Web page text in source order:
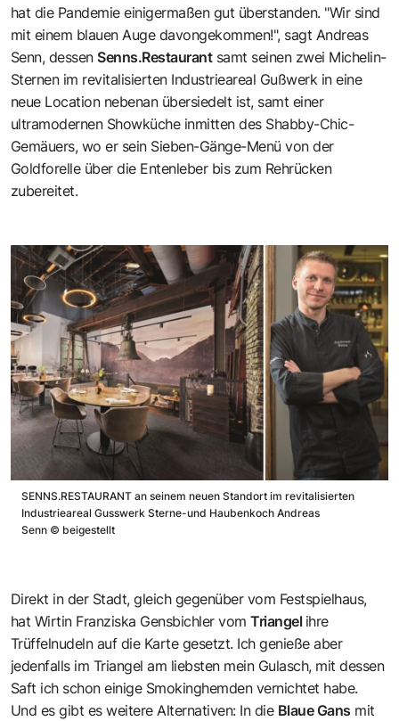
hat die Pandemie einigermaßen gut überstanden. "Wir sind
mit einem blauen Auge davongekommen!", sagt Andreas
Senn, dessenSenns.Restaurantsamt seinen zwei Michelin-
Sternen im revitalisierten Industrieareal Gußwerk in eine
neue Location nebenan übersiedelt ist, samt einer
ultramodernen Showküche inmitten des Shabby-Chic-
Gemäuers, wo er sein Sieben-Gänge-Menü von der
Goldforelle über die Entenleber bis zum Rehrücken
zubereitet.
SENNS.RESTAURANT an seinem neuen Standort im revitalisierten
Industrieareal Gusswerk Sterne-und Haubenkoch Andreas
Senn © beigestellt
Direkt in der Stadt, gleich gegenüber vom Festspielhaus,
hat Wirtin Franziska Gensbichler vomTriangel ihre
Trüffelnudeln auf die Karte gesetzt. Ich genieße aber
jedenfalls im Triangel am liebsten mein Gulasch, mit dessen
Saft ich schon einige Smokinghemden vernichtet habe.
Und es gibt es weitere Alternativen: In die Blaue Gans mit